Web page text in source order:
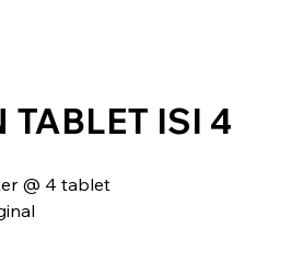
TABLET ISI 4
@ 4 tablet